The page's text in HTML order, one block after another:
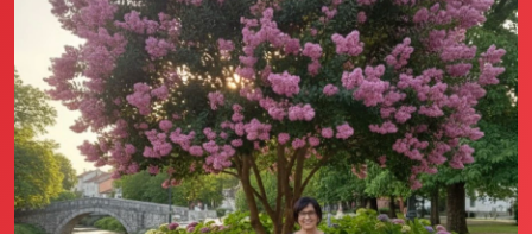
La fondatrice Valeria Pilla
Annunci Donne
Agenzia matrimoniale Club di Più
Love Notebook